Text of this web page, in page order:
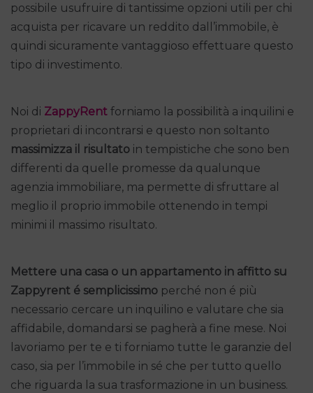
possibile usufruire di tantissime opzioni utili per chi
acquista per ricavare un reddito dall’immobile, è
quindi sicuramente vantaggioso effettuare questo
tipo di investimento.
Noi di ZappyRent forniamo la possibilità a inquilini e
proprietari di incontrarsi e questo non soltanto
massimizza il risultato in tempistiche che sono ben
differenti da quelle promesse da qualunque
agenzia immobiliare, ma permette di sfruttare al
meglio il proprio immobile ottenendo in tempi
minimi il massimo risultato.
Mettere una casa o un appartamento in affitto su
Zappyrent é semplicissimo perché non é più
necessario cercare un inquilino e valutare che sia
affidabile, domandarsi se pagherà a fine mese. Noi
lavoriamo per te e ti forniamo tutte le garanzie del
caso, sia per l’immobile in sé che per tutto quello
che riguarda la sua trasformazione in un business.